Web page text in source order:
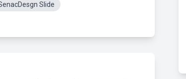
Slide